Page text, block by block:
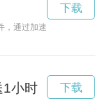
，通过加速网络连接，提
下载
1小时 下载